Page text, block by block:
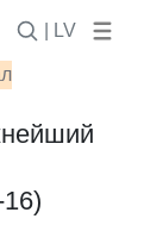
| LV